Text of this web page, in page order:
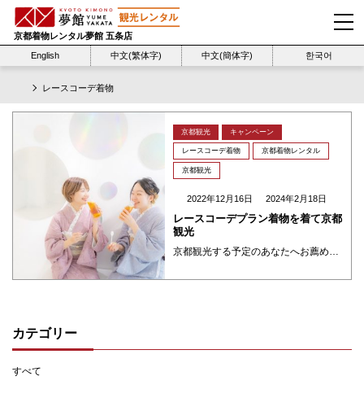
京都着物レンタル夢館 五条店
English
中文(繁体字) 中文(簡体字) 한국어
レースコーデ着物
カテゴリー
すべて
京都観光 キャンペーン
レースコーデ着物 京都着物レンタル
京都観光
2022年12月16日 2024年2月18日
レースコーデプラン着物を着て京都
観光
京都観光する予定のあなたへお薦めの気軽に着物レンタル！ 綺麗な着物を着ていつもと違う自分を体験するのはいかがでしょうか？ レースコーデプランは、レース小物で着物姿をより華やかに！ヘアセット＆髪飾りもセットになったプランです。 ブーツやパンプス、タイツなどと自由に組み合わせてオシャレな姿で散策を楽しめます。 いつもの着物と違った雰囲気で楽しみたい方にぜひおすすめのプラン！